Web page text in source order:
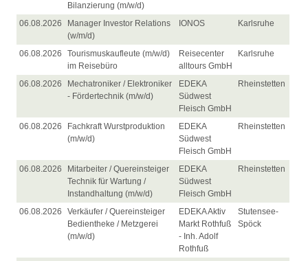
Bilanzierung (m/w/d)
06.08.2026
Manager Investor Relations
(w/m/d)
IONOS Karlsruhe
06.08.2026
Tourismuskaufleute (m/w/d)
im Reisebüro
Reisecenter
alltours GmbH
Karlsruhe
06.08.2026
Mechatroniker / Elektroniker
- Fördertechnik (m/w/d)
EDEKA
Südwest
Fleisch GmbH
Rheinstetten
06.08.2026
Fachkraft Wurstproduktion
(m/w/d)
EDEKA
Südwest
Fleisch GmbH
Rheinstetten
06.08.2026
Mitarbeiter / Quereinsteiger
Technik für Wartung /
Instandhaltung (m/w/d)
EDEKA
Südwest
Fleisch GmbH
Rheinstetten
06.08.2026
Verkäufer / Quereinsteiger
Bedientheke / Metzgerei
(m/w/d)
EDEKA Aktiv
Markt Rothfuß
- Inh. Adolf
Rothfuß
Stutensee-
Spöck